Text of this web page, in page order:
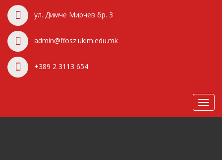
ул. Димче Мирчев бр. 3
admin@ffosz.ukim.edu.mk
+389 2 3113 654